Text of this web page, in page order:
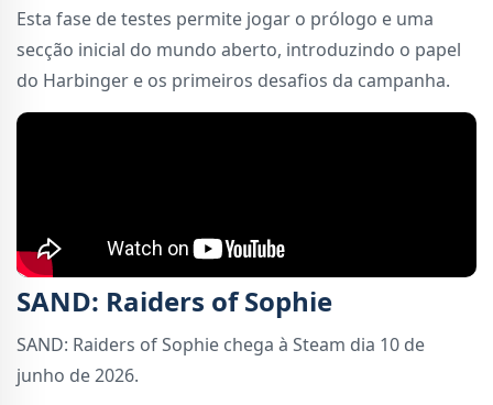
Esta fase de testes permite jogar o prólogo e uma
secção inicial do mundo aberto, introduzindo o papel
do Harbinger e os primeiros desafios da campanha.
SAND: Raiders of Sophie
SAND: Raiders of Sophie chega à Steam dia 10 de
junho de 2026.